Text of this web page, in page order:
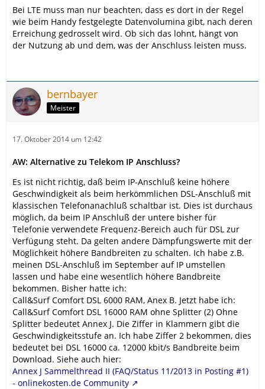
Bei LTE muss man nur beachten, dass es dort in der Regel
wie beim Handy festgelegte Datenvolumina gibt, nach deren
Erreichung gedrosselt wird. Ob sich das lohnt, hängt von
der Nutzung ab und dem, was der Anschluss leisten muss.
bernbayer
Meister
17. Oktober 2014 um 12:42
AW: Alternative zu Telekom IP Anschluss?
Es ist nicht richtig, daß beim IP-Anschluß keine höhere
Geschwindigkeit als beim herkömmlichen DSL-Anschluß mit
klassischen Telefonanachluß schaltbar ist. Dies ist durchaus
möglich, da beim IP Anschluß der untere bisher für
Telefonie verwendete Frequenz-Bereich auch für DSL zur
Verfügung steht. Da gelten andere Dämpfungswerte mit der
Möglichkeit höhere Bandbreiten zu schalten. Ich habe z.B.
meinen DSL-Anschluß im September auf IP umstellen
lassen und habe eine wesentlich höhere Bandbreite
bekommen. Bisher hatte ich:
Call&Surf Comfort DSL 6000 RAM, Anex B. Jetzt habe ich:
Call&Surf Comfort DSL 16000 RAM ohne Splitter (2) Ohne
Splitter bedeutet Annex J. Die Ziffer in Klammern gibt die
Geschwindigkeitsstufe an. Ich habe Ziffer 2 bekommen, dies
bedeutet bei DSL 16000 ca. 12000 kbit/s Bandbreite beim
Download. Siehe auch hier:
Annex J Sammelthread II (FAQ/Status 11/2013 in Posting #1)
- onlinekosten.de Community